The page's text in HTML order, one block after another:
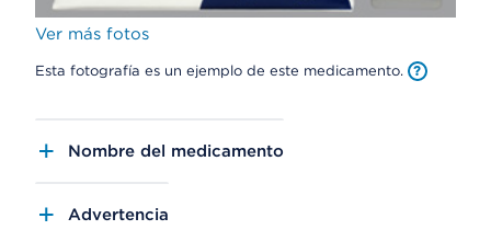
Ver más fotos
Esta fotografía es un ejemplo de este medicamento.
Nombre del medicamento
Advertencia